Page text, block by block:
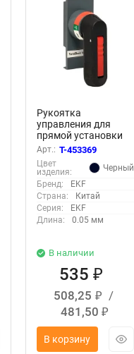
Рукоятка
управления для
прямой установки
на рубильники
TwinBlock 160-250А
PROxima EKF tb-160-
250-fh
Арт.: T-453369
Цвет
изделия:
Черный
Бренд:
EKF
Страна:
Китай
Серия:
EKF
Длина:
0.05 мм
В наличии
535₽
508,25 ₽
/
481,50 ₽
В корзину